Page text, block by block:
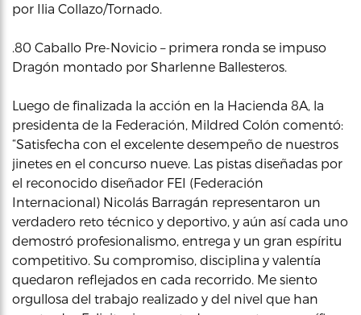
por Ilia Collazo/Tornado.
.80 Caballo Pre-Novicio – primera ronda se impuso
Dragón montado por Sharlenne Ballesteros.
Luego de finalizada la acción en la Hacienda 8A, la
presidenta de la Federación, Mildred Colón comentó:
“Satisfecha con el excelente desempeño de nuestros
jinetes en el concurso nueve. Las pistas diseñadas por
el reconocido diseñador FEI (Federación
Internacional) Nicolás Barragán representaron un
verdadero reto técnico y deportivo, y aún así cada uno
demostró profesionalismo, entrega y un gran espíritu
competitivo. Su compromiso, disciplina y valentía
quedaron reflejados en cada recorrido. Me siento
orgullosa del trabajo realizado y del nivel que han